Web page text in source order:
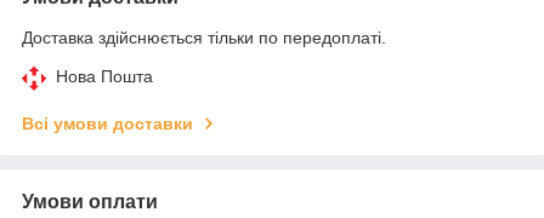
Доставка здійснюється тільки по передоплаті.
Нова Пошта
Всі умови доставки
Умови оплати